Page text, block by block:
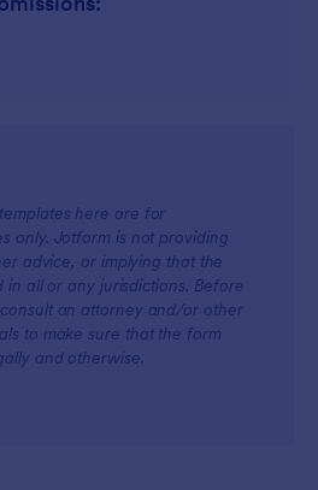
here are for
only. Jotform is not providing
advice, or implying that the
in all or any jurisdictions. Before
an attorney and/or other
to make sure that the form
and otherwise.